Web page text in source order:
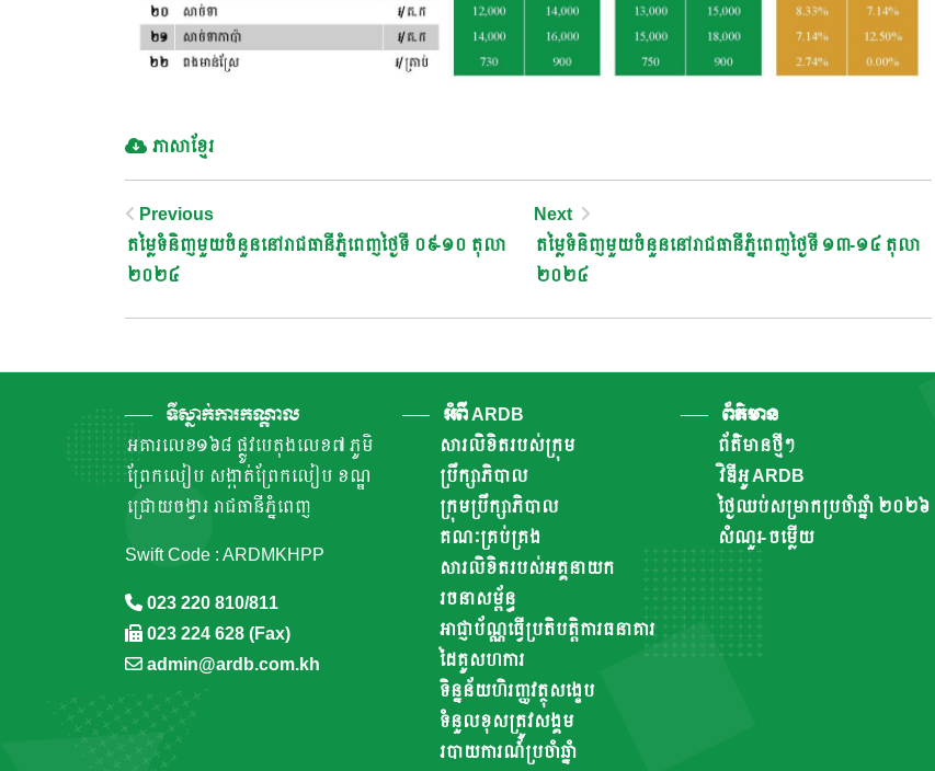
ភាសាខ្មែរ
Post
Navigation
Previous
តម្លៃទំនិញមួយចំនួននៅរាជធានីភ្នំពេញថ្ងៃទី ០៩-១០ តុលា
២០២៤
Next
តម្លៃទំនិញមួយចំនួននៅរាជធានីភ្នំពេញថ្ងៃទី ១៣-១៤ តុលា
២០២៤
ទីស្នាក់ការកណ្តាល
អគារលេខ១៦៨ ផ្លូវបេតុងលេខ៧ ភូមិ
ព្រែកលៀប សង្កាត់ព្រែកលៀប ខណ្ឌ
ជ្រោយចង្វារ រាជធានីភ្នំពេញ
Swift Code : ARDMKHPP
023 220 810/811
023 224 628 (Fax)
admin@ardb.com.kh
អំពី ARDB
សារលិខិតរបស់ក្រុម
ប្រឹក្សាភិបាល
ក្រុមប្រឹក្សាភិបាល
គណៈគ្រប់គ្រង
សារលិខិតរបស់អគ្គនាយក
រចនាសម្ព័ន្ធ
អាជ្ញាប័ណ្ណធ្វើប្រតិបត្តិការធនាគារ
ដៃគូសហការ
ទិន្នន័យហិរញ្ញវត្ថុសង្ខេប
ទំនួលខុសត្រូវសង្គម
របាយការណ៍​ប្រចាំ​ឆ្នាំ
ព័ត៌មាន
ព័ត៌មានថ្មីៗ
វិឌីអូ ARDB
ថ្ងៃឈប់សម្រាកប្រចាំឆ្នាំ ២០២៦
សំណួរ-ចម្លើយ